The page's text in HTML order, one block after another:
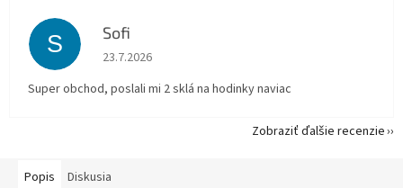
Popis Diskusia
S Sofi
Hodnotenie obchodu je 5 z 5 hviezdičiek.
23.7.2026
Super obchod, poslali mi 2 sklá na hodinky naviac
Zobraziť ďalšie recenzie